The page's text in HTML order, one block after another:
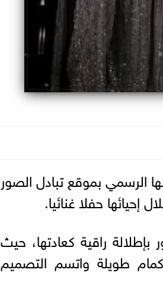
الرسمي بموقع تبادل الصور
حفلا غنائيا.
راقية كعادتها، حيث
طويلة واتسم التصميم